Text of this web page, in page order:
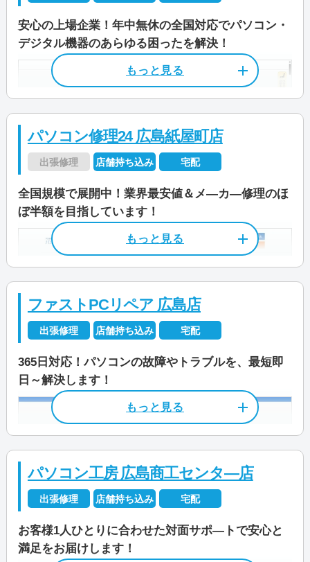
安心の上場企業！年中無休の全国対応でパソコン・
デジタル機器のあらゆる困ったを解決！
店舗住所
〒 733-0002
奥田ビル1F
JR山陽本線「横川」駅から徒歩8分・
広島電鉄「横川」駅から徒歩8分
JR山陽本線「新白島」駅から徒歩10
分
営業時間 9:00～18:00
受付時間 9:00～21:00
定休日 不定休
資格/免許 パソコン整備士
料金 作業料金3,300円～
パソコン修理24 広島紙屋町店
出張修理 店舗持ち込み 宅配
全国規模で展開中！業界最安値＆メ―カ―修理のほ
ぼ半額を目指しています！
店舗住所
〒 730-0011
広島県広島市中区基町11-5 和光紙屋
営業時間
平日 10:00～19:00
土 10:00～18:00
定休日 祝日/年末年始/夏季休業等
ファストPCリペア 広島店
出張修理 店舗持ち込み 宅配
365日対応！パソコンの故障やトラブルを、最短即
日～解決します！
パソコン工房 広島商工センタ―店
出張修理 店舗持ち込み 宅配
お客様1人ひとりに合わせた対面サポ―トで安心と
満足をお届けします！